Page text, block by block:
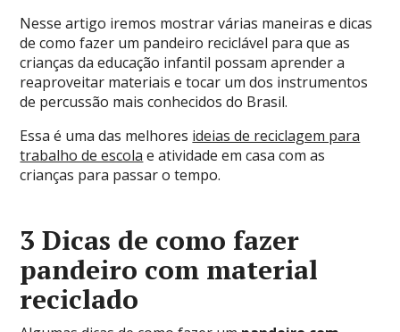
Nesse artigo iremos mostrar várias maneiras e dicas
de como fazer um pandeiro reciclável para que as
crianças da educação infantil possam aprender a
reaproveitar materiais e tocar um dos instrumentos
de percussão mais conhecidos do Brasil.
Essa é uma das melhores ideias de reciclagem para
trabalho de escola e atividade em casa com as
crianças para passar o tempo.
3 Dicas de como fazer
pandeiro com material
reciclado